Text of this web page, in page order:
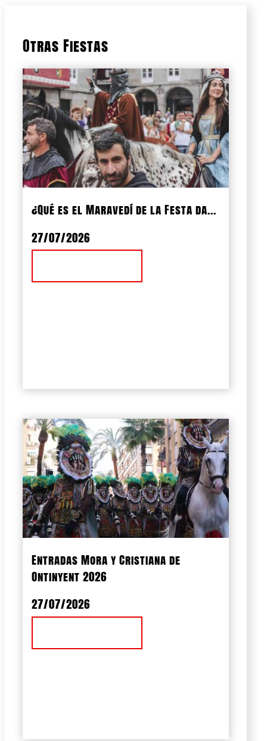
Otras Fiestas
¿Qué es el Maravedí de la Festa da...
27/07/2026
Entradas Mora y Cristiana de
Ontinyent 2026
27/07/2026